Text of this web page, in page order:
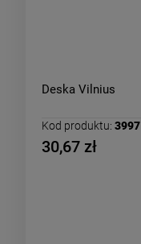
Deska Vilnius
Kod produktu: 3997
30,67 zł